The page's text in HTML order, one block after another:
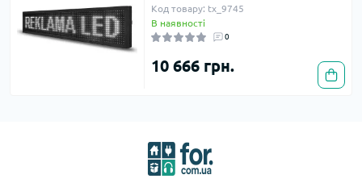
Код товару: tx_9745
В наявності
0
10 666 грн.